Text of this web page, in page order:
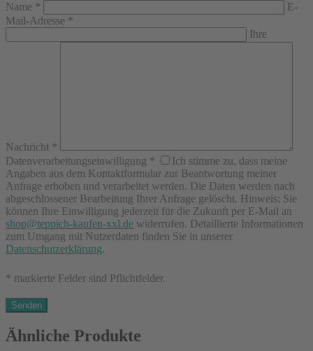
Name *
E-
Mail-Adresse *
Ihre
Nachricht *
Datenverarbeitungseinwilligung *
Ich stimme zu, dass meine
Angaben aus dem Kontaktformular zur Beantwortung meiner
Anfrage erhoben und verarbeitet werden. Die Daten werden nach
abgeschlossener Bearbeitung Ihrer Anfrage gelöscht. Hinweis: Sie
können Ihre Einwilligung jederzeit für die Zukunft per E-Mail an
shop@teppich-kaufen-xxl.de widerrufen. Detaillierte Informationen
zum Umgang mit Nutzerdaten finden Sie in unserer
Datenschutzerklärung.
* markierte Felder sind Pflichtfelder.
Ähnliche Produkte